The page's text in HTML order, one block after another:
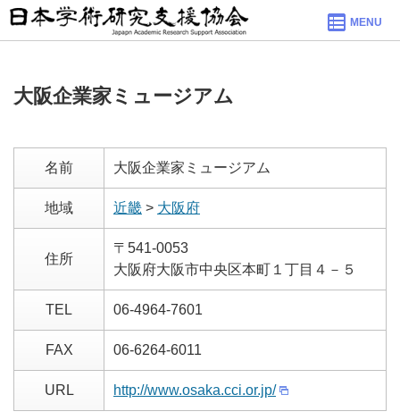
MENU
大阪企業家ミュージアム
名前 大阪企業家ミュージアム
地域 近畿 > 大阪府
住所
〒541-0053
大阪府大阪市中央区本町１丁目４－５
TEL 06-4964-7601
FAX 06-6264-6011
URL http://www.osaka.cci.or.jp/